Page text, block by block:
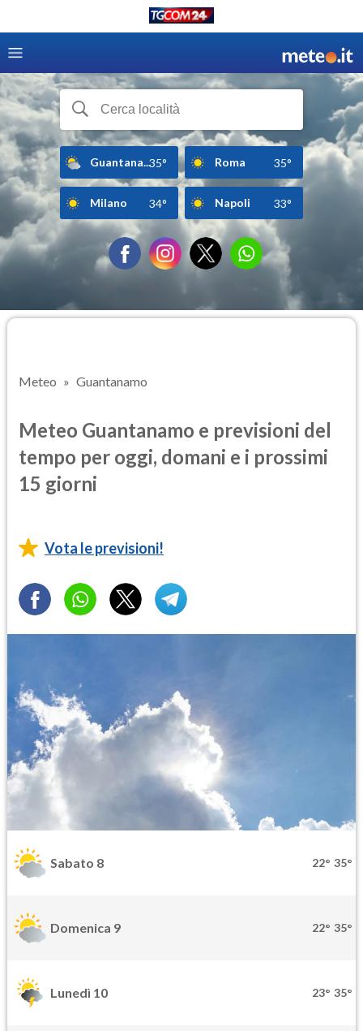
Guantana...35° Roma 35°
Milano 34° Napoli 33°
Meteo Guantanamo
Meteo Guantanamo e previsioni del
tempo per oggi, domani e i prossimi
15 giorni
Vota le previsioni!
Sabato 8 22° 35°
Domenica 9 22° 35°
Lunedì 10 23° 35°